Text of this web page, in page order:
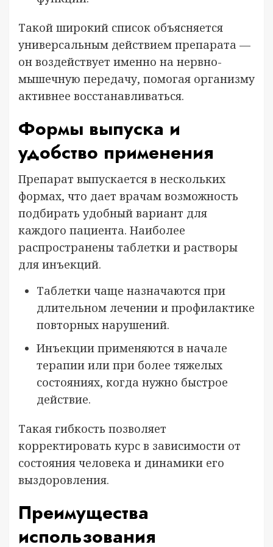
Такой широкий список объясняется
универсальным действием препарата —
он воздействует именно на нервно-
мышечную передачу, помогая организму
активнее восстанавливаться.
Формы выпуска и
удобство применения
Препарат выпускается в нескольких
формах, что дает врачам возможность
подбирать удобный вариант для
каждого пациента. Наиболее
распространены таблетки и растворы
для инъекций.
Таблетки чаще назначаются при
длительном лечении и профилактике
повторных нарушений.
Инъекции применяются в начале
терапии или при более тяжелых
состояниях, когда нужно быстрое
действие.
Такая гибкость позволяет
корректировать курс в зависимости от
состояния человека и динамики его
выздоровления.
Преимущества
использования